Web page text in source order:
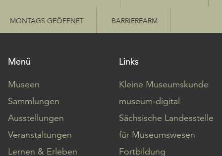
MONTAGS GEÖFFNET BARRIEREARM
Menü
Museen
Sammlungen
Ausstellungen
Veranstaltungen
Lernen & Erleben
Links
Kleine Museumskunde
museum-digital
Sächsische Landesstelle
für Museumswesen
Fortbildung